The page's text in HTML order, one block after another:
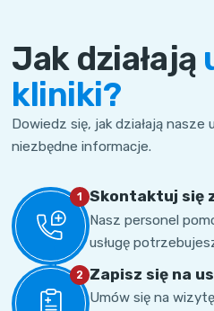
Jak działają
kliniki?
Dowiedz się, jak działają nasze
niezbędne informacje.
1 Skontaktuj się
Nasz personel
usługę
2 Zapisz się na
Umów się na